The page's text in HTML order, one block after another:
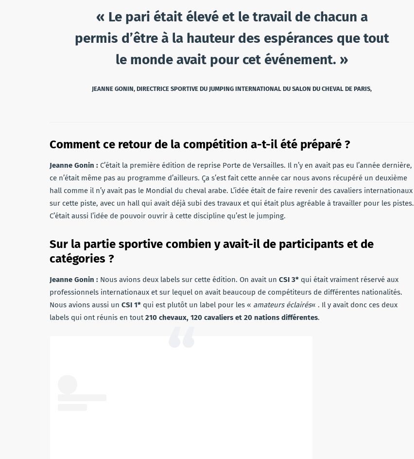
« Le pari était élevé et le travail de chacun a
permis d’être à la hauteur des espérances que tout
le monde avait pour cet événement. »
JEANNE GONIN, DIRECTRICE SPORTIVE DU JUMPING INTERNATIONAL DU SALON DU CHEVAL DE PARIS,
Comment ce retour de la compétition a-t-il été préparé ?
Jeanne Gonin : C’était la première édition de reprise Porte de Versailles. Il n’y en avait pas eu l’année dernière,
ce n’était même pas au programme d’ailleurs. Ça s’est fait cette année car nous avons récupéré un deuxième
hall comme il n’y avait pas le Mondial du cheval arabe. L’idée était de faire revenir des cavaliers internationaux
sur cette piste, avec un hall qui avait déjà subi des travaux et qui était plus agréable à travailler pour les pistes.
C’était aussi l’idée de pouvoir ouvrir à cette discipline qu’est le jumping.
Sur la partie sportive combien y avait-il de participants et de
catégories ?
Jeanne Gonin : Nous avions deux labels sur cette édition. On avait un CSI 3* qui était vraiment réservé aux
professionnels internationaux et sur lequel on avait beaucoup de compétiteurs de différentes nationalités.
Nous avions aussi un CSI 1* qui est plutôt un label pour les « amateurs éclairés« . Il y avait donc ces deux
labels qui ont réunis en tout 210 chevaux, 120 cavaliers et 20 nations différentes.